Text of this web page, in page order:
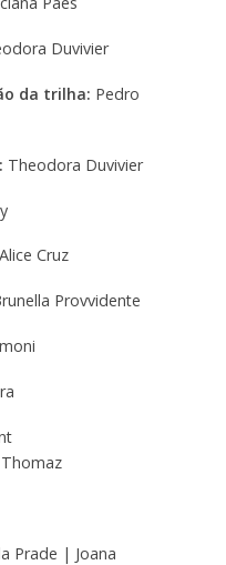
Duvivier
da trilha: Pedro
Theodora Duvivier
Alice Cruz
Provvidente
Prade | Joana